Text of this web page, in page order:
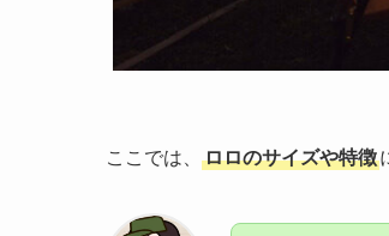
ここでは、 ロロのサイズや特徴